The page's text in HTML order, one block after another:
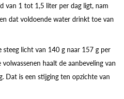
van 1 tot 1,5 liter per dag ligt, nam
dat voldoende water drinkt toe van
steeg licht van 140 g naar 157 g per
haalt de aanbeveling van
Dat is een stijging ten opzichte van